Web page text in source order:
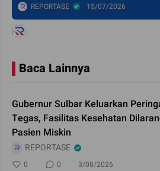
REPORTASE 15/07/2026
Baca Lainnya
Gubernur Sulbar Keluarkan
Tegas, Fasilitas Kesehatan
Pasien Miskin
REPORTASE
0 0 3/08/2026